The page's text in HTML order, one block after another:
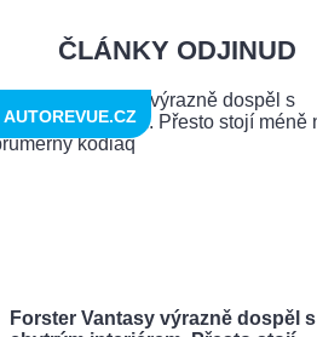
ČLÁNKY ODJINUD
Forster Vantasy výrazně dospěl s
AUTOREVUE.CZ